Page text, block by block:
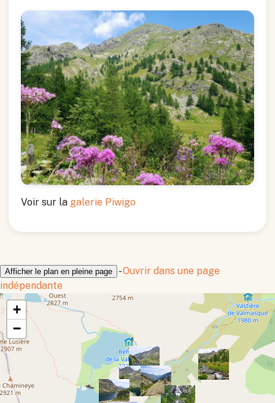
Voir sur la galerie Piwigo
Afficher le plan en pleine page -Ouvrir dans une page
indépendante